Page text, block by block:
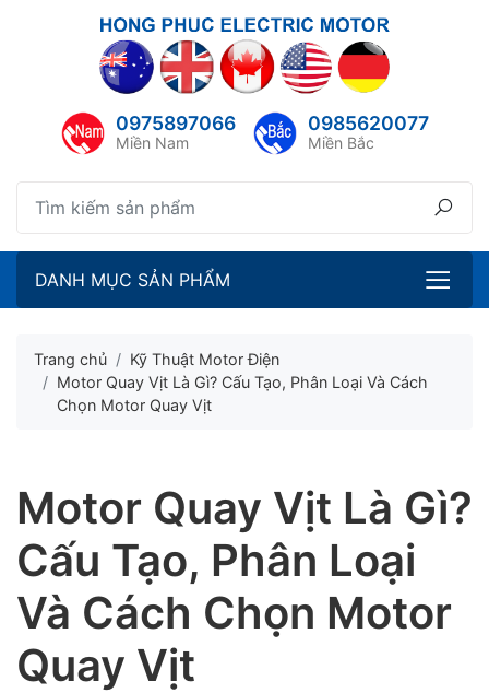
0975897066
Miền Nam
0985620077
Miền Bắc
DANH MỤC SẢN PHẨM
Trang chủ
Kỹ Thuật Motor Điện
Motor Quay Vịt Là Gì? Cấu Tạo, Phân Loại Và Cách
Chọn Motor Quay Vịt
Motor Quay Vịt Là Gì?
Cấu Tạo, Phân Loại
Và Cách Chọn Motor
Quay Vịt